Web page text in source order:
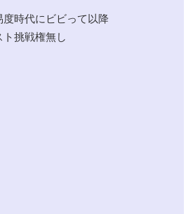
時代にビビって以降
挑戦権無し